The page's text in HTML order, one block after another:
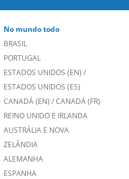
No mundo todo
BRASIL
PORTUGAL
ESTADOS UNIDOS (EN) /
ESTADOS UNIDOS (ES)
CANADÁ (EN) /CANADÁ (FR)
REINO UNIDO E IRLANDA
AUSTRÁLIA E NOVA
ZELÂNDIA
ALEMANHA
ESPANHA